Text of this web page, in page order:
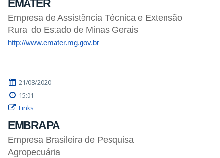
EMATER
Empresa de Assistência Técnica e Extensão
Rural do Estado de Minas Gerais
http://www.emater.mg.gov.br
21/08/2020
15:01
Links
EMBRAPA
Empresa Brasileira de Pesquisa
Agropecuária